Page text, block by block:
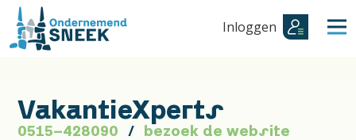
Inloggen
VakantieXperts
0515-428090 bezoek de website